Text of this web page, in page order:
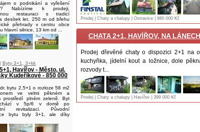
o podnikání a vyřešení
Nabízíme k prodeji,
restauraci s tradicí
desítek let, 250 m od břehu
přehrady v centru obce
hlavní silnice, 13 km od ...
Byty 3+1, 3+kk
Havířov - Město, ul.
Kudeříkové - 850 000
bytu 2,5+1 o rozloze 58 m2
ve velmi pěkném a
prostředí plném zeleně. Byt
v 5p/6 v domě po
revitalizaci. Původní
bytu byly 3+1, ale díky
Prodej | Chaty a chalupy | Ostravice | 980 000 Kč
CHATA 2+1, HAVÍŘOV, NA
Prodej dřevěné chaty o dispozici 2+1 na
kuchyňka, jídelní kout a ložnice, dole
rozvody t...
Prodej | Chaty a chalupy | Havířov | 399 000 Kč